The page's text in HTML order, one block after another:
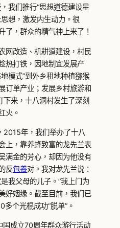
我们推行“思想道德建设星
想，激发内生动力。很
了，群众的精气神上来了！
网改造、机耕道建设，村民
热打铁，因地制宜发展产
模式”到外乡租地种植猕猴
订单产业；发展乡村旅游和
来，十八洞村发生了深刻
火。
2015年，我们举办了十八
上，靠养蜂致富的龙先兰表
满金的芳心，却因为他没有
反包養对。我对龙先兰说：
我父母的儿子。”我上门为
好姻缘。截至目前，我们已
个光棍成功“脱单”。
国成立70周年群众游行活动